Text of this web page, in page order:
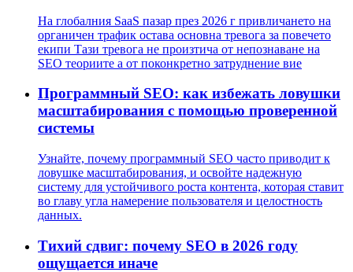
На глобалния SaaS пазар през 2026 г привличането на
органичен трафик остава основна тревога за повечето
екипи Тази тревога не произтича от непознаване на
SEO теориите а от поконкретно затруднение вие
Программный SEO: как избежать ловушки
масштабирования с помощью проверенной
системы
Узнайте, почему программный SEO часто приводит к
ловушке масштабирования, и освойте надежную
систему для устойчивого роста контента, которая ставит
во главу угла намерение пользователя и целостность
данных.
Тихий сдвиг: почему SEO в 2026 году
ощущается иначе